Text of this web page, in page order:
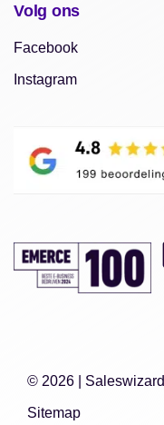
Volg ons
Facebook
Instagram
© 2026 | Saleswizard
Sitemap